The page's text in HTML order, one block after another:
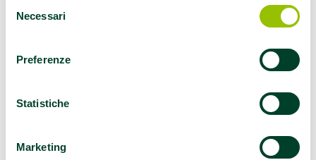
delNecessari
Preferenze
Statistiche
Marketing
Per chi ha ricevuto dal proprio medico
l’incoraggiamento a fare più attività fisica
ma non sa dove e come praticarla…
Per chi vuole trovare occasioni di
casa o al luogo di lavoro…
e a trovare del tempo per sé…